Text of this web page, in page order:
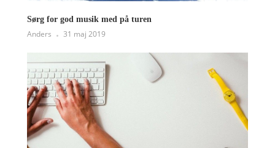
Sørg for god musik med på turen
Anders 31 maj 2019